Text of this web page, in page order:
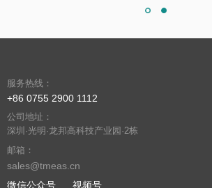
服务热线：
+86 0755 2900 1112
公司地址：
深圳·光明·龙邦高科技产业园·2栋
邮箱：
sales@tmeas.cn
微信公众号 视频号